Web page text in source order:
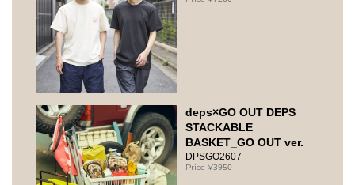
deps×GO OUT DEPS
STACKABLE
BASKET_GO OUT ver.
DPSGO2607
3950